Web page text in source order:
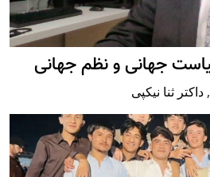
جهانی و نظم جهانی
, داکتر ثنا نیکپی